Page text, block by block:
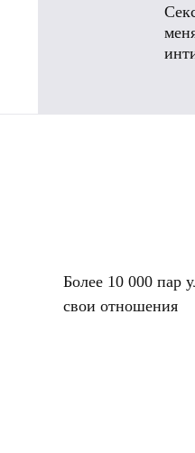
Более 10 000 пар
свои отношения